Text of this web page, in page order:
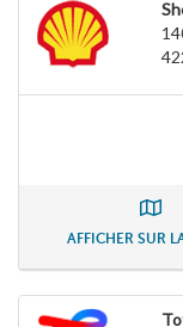
AFFICHER SUR